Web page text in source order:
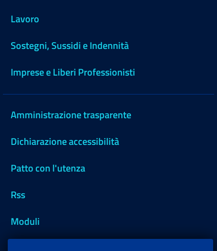
Lavoro
Sostegni, Sussidi e Indennità
Imprese e Liberi Professionisti
Amministrazione trasparente
Dichiarazione accessibilità
Patto con l'utenza
Rss
Moduli